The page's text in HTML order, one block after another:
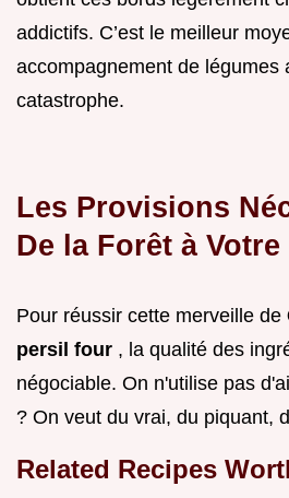
addictifs. C’est le meilleur
accompagnement de légumes
catastrophe.
Les Provisions
De la Forêt à
Pour réussir cette merveille de
persil four , la qualité des
négociable. On n'utilise pas
? On veut du vrai, du piquant,
Related Recipes